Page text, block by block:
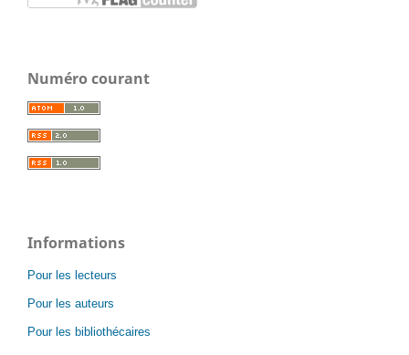
Numéro courant
Informations
Pour les lecteurs
Pour les auteurs
Pour les bibliothécaires